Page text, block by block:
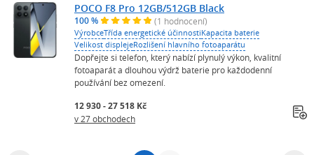
POCO F8 Pro 12GB/512GB Black
100 % (1 hodnocení)
VýrobceTřída energetické účinnostiKapacita baterie
Velikost displejeRozlišení hlavního fotoaparátu
Dopřejte si telefon, který nabízí plynulý výkon, kvalitní
fotoaparát a dlouhou výdrž baterie pro každodenní
používání bez omezení.
12 930 - 27 518 Kč
v 27 obchodech